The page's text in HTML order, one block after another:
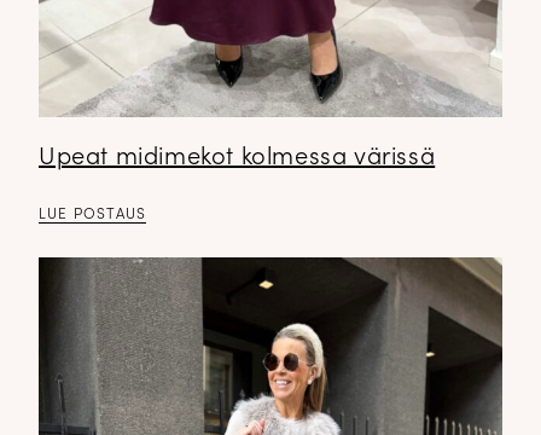
Upeat midimekot kolmessa värissä
LUE POSTAUS